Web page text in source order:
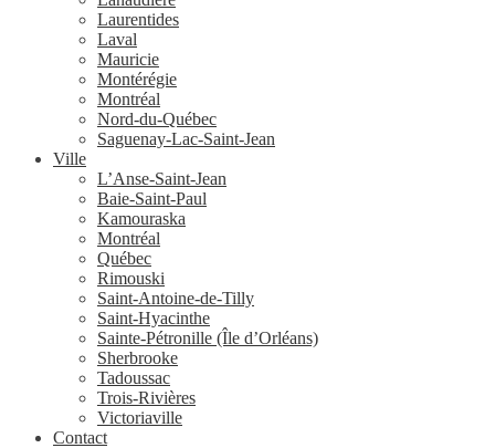
Laurentides
Laval
Mauricie
Montérégie
Montréal
Nord-du-Québec
Saguenay-Lac-Saint-Jean
Ville
L’Anse-Saint-Jean
Baie-Saint-Paul
Kamouraska
Montréal
Québec
Rimouski
Saint-Antoine-de-Tilly
Saint-Hyacinthe
Sainte-Pétronille (Île d’Orléans)
Sherbrooke
Tadoussac
Trois-Rivières
Victoriaville
Contact